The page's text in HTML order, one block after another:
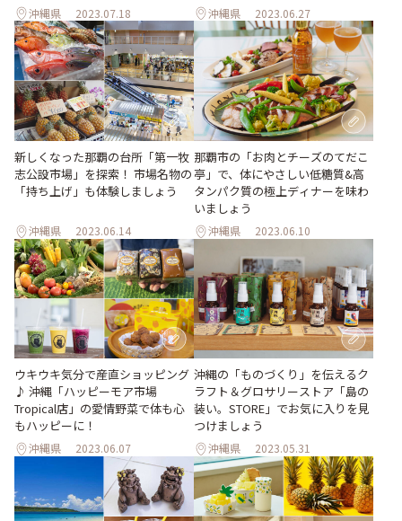
沖縄県 2023.07.18 沖縄県 2023.06.27
新しくなった那覇の台所「第一牧
志公設市場」を探索！ 市場名物の
「持ち上げ」も体験しましょう
沖縄県 2023.06.14
那覇市の「お肉とチーズのてだこ
亭」で、体にやさしい低糖質&高
タンパク質の極上ディナーを味わ
いましょう
沖縄県 2023.06.10
ウキウキ気分で産直ショッピング
♪ 沖縄「ハッピーモア市場
Tropical店」の愛情野菜で体も心
もハッピーに！
沖縄県 2023.06.07
沖縄の「ものづくり」を伝えるク
ラフト＆グロサリーストア「島の
装い。STORE」でお気に入りを見
つけましょう
沖縄県 2023.05.31